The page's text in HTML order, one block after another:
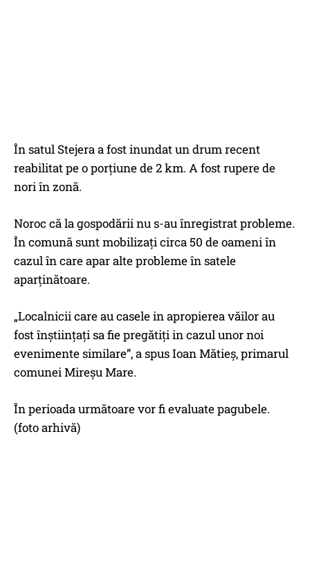
În satul Stejera a fost inundat un drum recent
reabilitat pe o porțiune de 2 km. A fost rupere de
nori în zonă.
Noroc că la gospodării nu s-au înregistrat probleme.
În comună sunt mobilizați circa 50 de oameni în
cazul în care apar alte probleme în satele
aparținătoare.
„Localnicii care au casele in apropierea văilor au
fost înștiințați sa fie pregătiți in cazul unor noi
evenimente similare”, a spus Ioan Mătieș, primarul
comunei Mireşu Mare.
În perioada următoare vor fi evaluate pagubele.
(foto arhivă)